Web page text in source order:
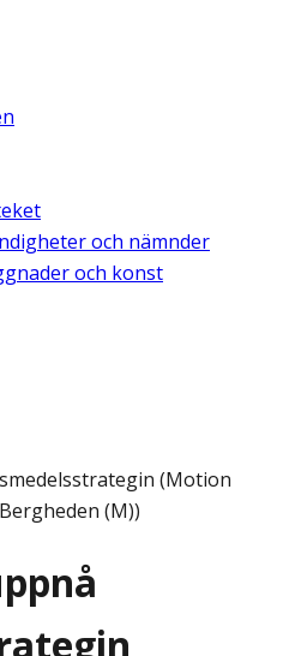
och nämnder
och konst
(Motion
(M))